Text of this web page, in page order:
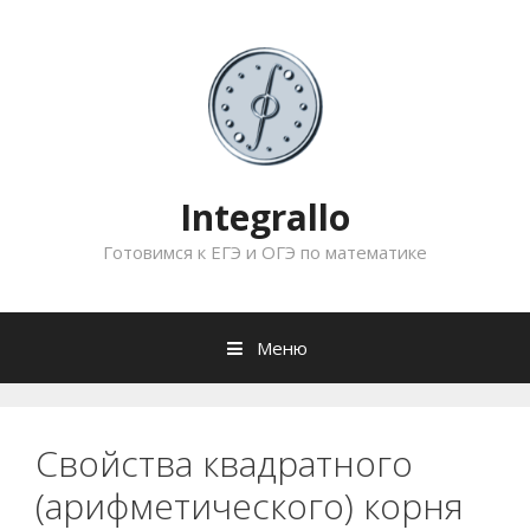
Integrallo
Готовимся к ЕГЭ и ОГЭ по математике
Меню
Свойства квадратного
(арифметического) корня